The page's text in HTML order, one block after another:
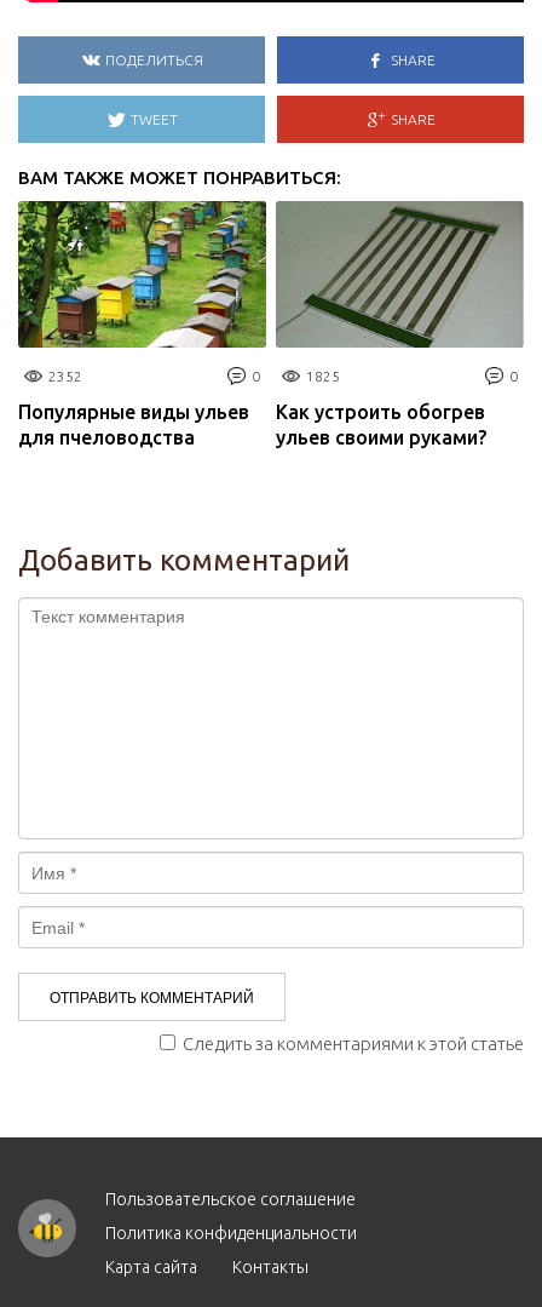
ПОДЕЛИТЬСЯ SHARE
TWEET SHARE
ВАМ ТАКЖЕ МОЖЕТ ПОНРАВИТЬСЯ:
2352 0
Популярные виды ульев
для пчеловодства
1825 0
Как устроить обогрев
ульев своими руками?
Добавить комментарий
Следить за комментариями к этой статье
Пользовательское соглашение
Политика конфиденциальности
Карта сайта
Контакты